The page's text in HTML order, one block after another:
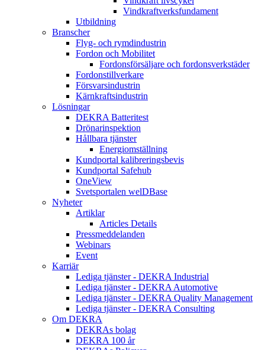
Vindkraftverksfundament
Utbildning
Branscher
Flyg- och rymdindustrin
Fordon och Mobilitet
Fordonsförsäljare och fordonsverkstäder
Fordonstillverkare
Försvarsindustrin
Kärnkraftsindustrin
Lösningar
DEKRA Batteritest
Drönarinspektion
Hållbara tjänster
Energiomställning
Kundportal kalibreringsbevis
Kundportal Safehub
OneView
Svetsportalen welDBase
Nyheter
Artiklar
Articles Details
Pressmeddelanden
Webinars
Event
Karriär
Lediga tjänster - DEKRA Industrial
Lediga tjänster - DEKRA Automotive
Lediga tjänster - DEKRA Quality Management
Lediga tjänster - DEKRA Consulting
Om DEKRA
DEKRAs bolag
DEKRA 100 år